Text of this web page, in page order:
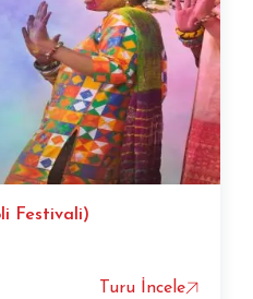
Festivali)
Turu İncele